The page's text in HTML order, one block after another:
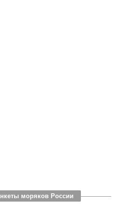
моряков России